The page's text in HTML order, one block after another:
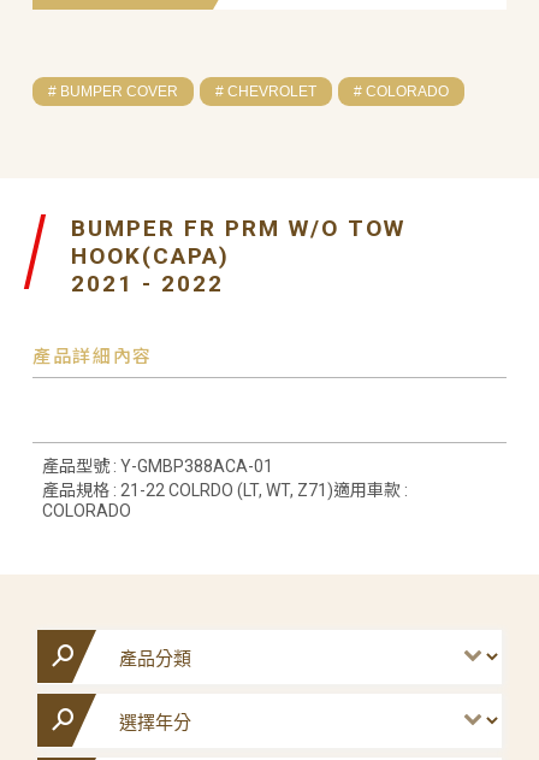
# BUMPER COVER # CHEVROLET # COLORADO
BUMPER FR PRM W/O TOW
HOOK(CAPA)
2021 - 2022
產品詳細內容
產品型號 : Y-GMBP388ACA-01
產品規格 : 21-22 COLRDO (LT, WT, Z71)適用車款 :
COLORADO